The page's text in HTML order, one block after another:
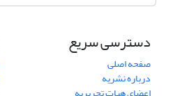
دسترسی سریع
صفحه اصلی
درباره نشریه